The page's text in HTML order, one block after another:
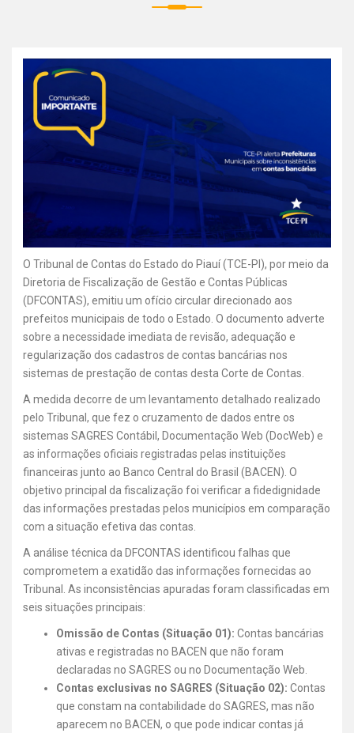
O Tribunal de Contas do Estado do Piauí (TCE-PI), por meio da
Diretoria de Fiscalização de Gestão e Contas Públicas
(DFCONTAS), emitiu um ofício circular direcionado aos
prefeitos municipais de todo o Estado. O documento adverte
sobre a necessidade imediata de revisão, adequação e
regularização dos cadastros de contas bancárias nos
sistemas de prestação de contas desta Corte de Contas.
A medida decorre de um levantamento detalhado realizado
pelo Tribunal, que fez o cruzamento de dados entre os
sistemas SAGRES Contábil, Documentação Web (DocWeb) e
as informações oficiais registradas pelas instituições
financeiras junto ao Banco Central do Brasil (BACEN). O
objetivo principal da fiscalização foi verificar a fidedignidade
das informações prestadas pelos municípios em comparação
com a situação efetiva das contas.
A análise técnica da DFCONTAS identificou falhas que
comprometem a exatidão das informações fornecidas ao
Tribunal. As inconsistências apuradas foram classificadas em
seis situações principais:
Omissão de Contas (Situação 01): Contas bancárias
ativas e registradas no BACEN que não foram
declaradas no SAGRES ou no Documentação Web.
Contas exclusivas no SAGRES (Situação 02): Contas
que constam na contabilidade do SAGRES, mas não
aparecem no BACEN, o que pode indicar contas já